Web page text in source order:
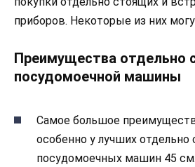
приборов. Некоторые из них
Преимущества отдельно
посудомоечной машины
Самое большое
особенно у лучших отдельно
посудомоечных машин 45